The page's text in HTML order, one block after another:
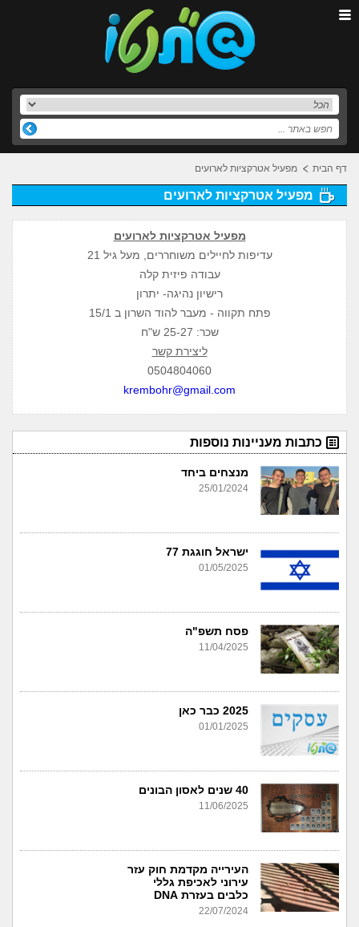
דף הבית מפעיל אטרקציות לארועים
מפעיל אטרקציות לארועים
מפעיל אטרקציות לארועים
עדיפות לחיילים משוחררים, מעל גיל 21
עבודה פיזית קלה
רישיון נהיגה- יתרון
פתח תקווה - מעבר להוד השרון ב 15/1
שכר: 25-27 ש"ח
ליצירת קשר
0504804060
krembohr@gmail.com
כתבות מעניינות נוספות
מנצחים ביחד
25/01/2024
ישראל חוגגת 77
01/05/2025
פסח תשפ"ה
11/04/2025
2025 כבר כאן
01/01/2025
40 שנים לאסון הבונים
11/06/2025
העירייה מקדמת חוק עזר
עירוני לאכיפת גללי
כלבים בעזרת DNA
22/07/2024